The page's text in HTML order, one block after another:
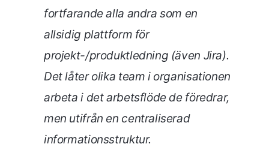
fortfarande alla andra som en
allsidig plattform för
projekt-/produktledning (även Jira).
Det låter olika team i organisationen
arbeta i det arbetsflöde de föredrar,
men utifrån en centraliserad
informationsstruktur.